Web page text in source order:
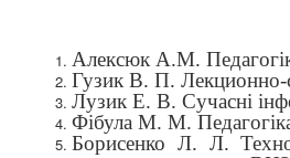
Алексюк А.М.
Гузик В. П. Лекционно-
Лузик Е. В. Сучасні
Фібула М. М.
Борисенко Л. Л.